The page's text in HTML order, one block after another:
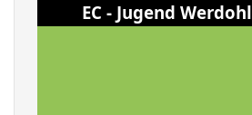
EC - Jugend Werdohl